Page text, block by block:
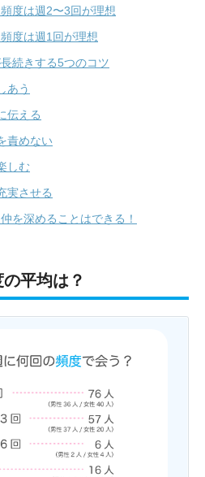
度は週2〜3回が理想
度は週1回が理想
続きする5つのコツ
あう
伝える
責めない
しむ
実させる
を深めることはできる！
平均は？